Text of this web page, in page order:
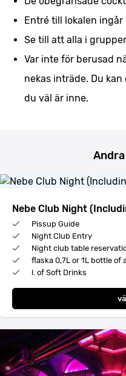
Entré till lokalen ingår
Se till att alla i
Var inte för berusad
nekas inträde. Du
du väl är inne.
Nebe Club Night
Pissup Guide
Night Club Entry
Night club table
flaska 0,7L or 1L bottle of
l. of Soft Drinks